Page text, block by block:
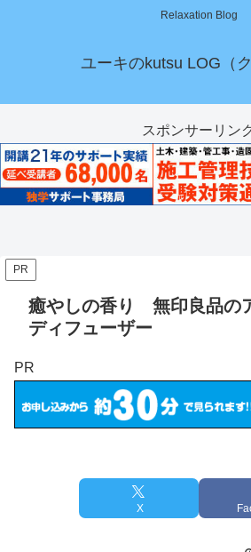
Relaxation Blog
ユーキのkutsu LOG（ク
スポンサーリン
PR
癒やしの香り 無印良品の
ディフューザー
PR
X